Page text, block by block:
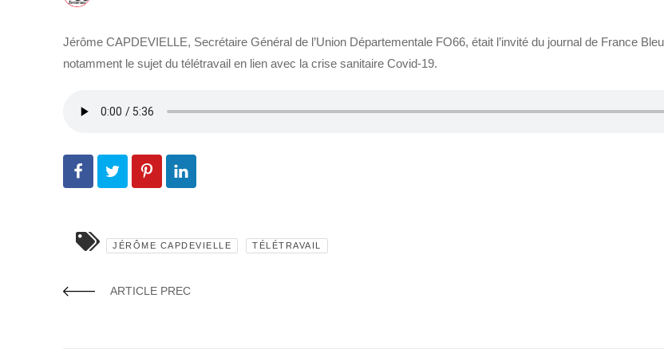
Jérôme CAPDEVIELLE, Secrétaire Général de l’Union Départementale FO66, était l’invité du journal de France
notamment le sujet du télétravail en lien avec la crise sanitaire Covid-19.
JÉRÔME CAPDEVIELLE TÉLÉTRAVAIL
ARTICLE PREC